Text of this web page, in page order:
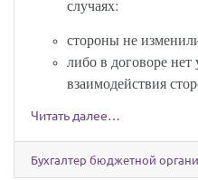
случаях:
стороны не
либо в договоре нет
взаимодействия
Читать далее…
Бухгалтер бюджетной